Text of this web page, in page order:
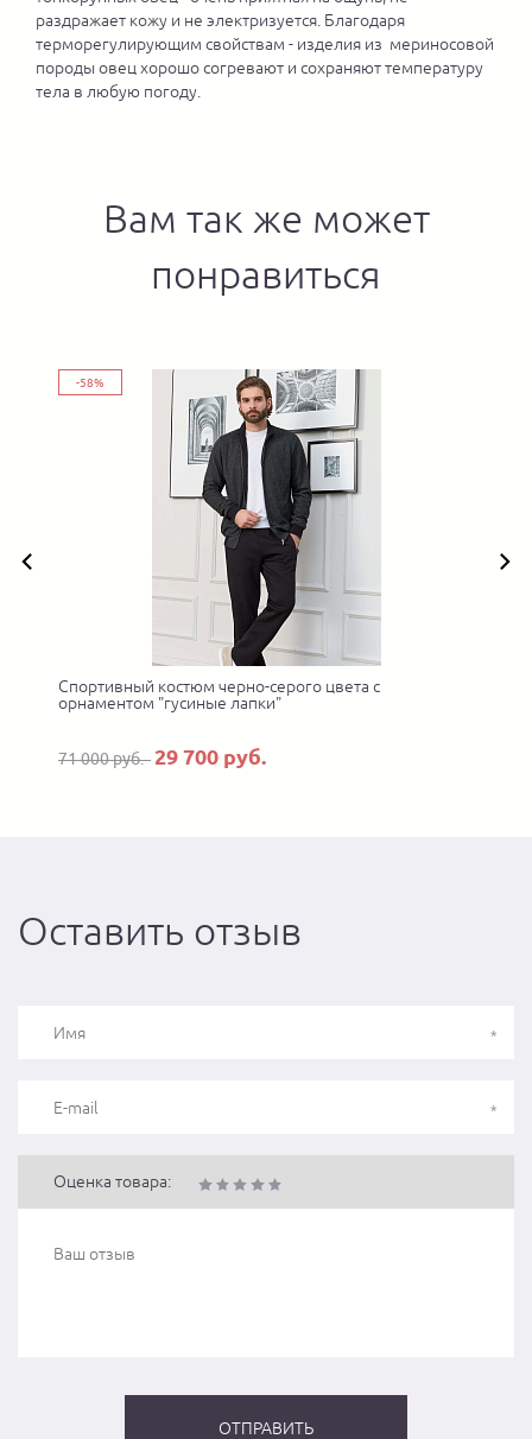
раздражает кожу и не электризуется. Благодаря
терморегулирующим свойствам - изделия из мериносовой
породы овец хорошо согревают и сохраняют температуру
тела в любую погоду.
Вам так же может
понравиться
-58%
Спортивный костюм черно-серого цвета с
орнаментом "гусиные лапки"
71 000 руб. 29 700 руб.
Оставить отзыв
Оценка товара: